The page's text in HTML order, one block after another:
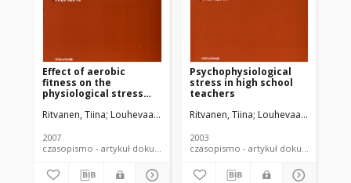
Effect of aerobic
fitness on the
physiological stress
Ritvanen, Tiina Louhevaara, Veikko Helin, Pertti Halonen, Toivo
2007
czasopismo - artykuł dokument piśmienniczy
Psychophysiological
stress in high school
teachers
Ritvanen, Tiina Louhevaara, Veikko
2003
czasopismo - artykuł